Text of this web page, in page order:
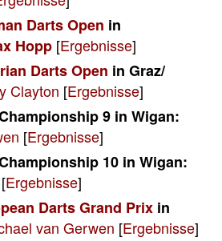
Darts Open in
Hopp [Ergebnisse]
Darts Open in Graz/
Clayton [Ergebnisse]
9 in Wigan:
[Ergebnisse]
10 in Wigan:
[Ergebnisse]
Darts Grand Prix in
van Gerwen [Ergebnisse]